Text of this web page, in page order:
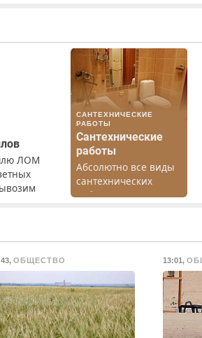
ЛОМ
САНТЕХНИЧЕСКИЕ
РАБОТЫ
Сантехнические
работы
Абсолютно все виды
сантехнических
работ. Быстро.
,ОБЩЕСТВО 13:01,